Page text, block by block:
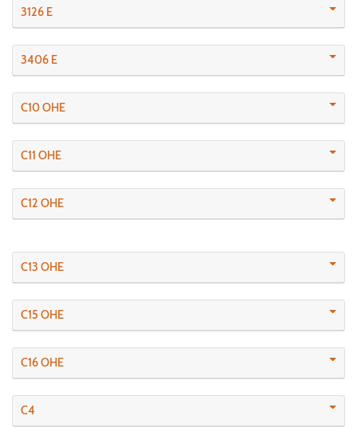
3126 E
3406 E
C10 OHE
C11 OHE
C12 OHE
C13 OHE
C15 OHE
C16 OHE
C4